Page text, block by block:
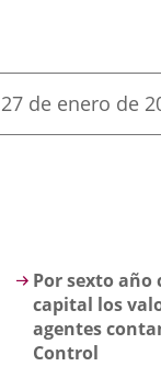
Fecha
la
27 de enero de
Descripción
Por sexto año
capital los
agentes
Control